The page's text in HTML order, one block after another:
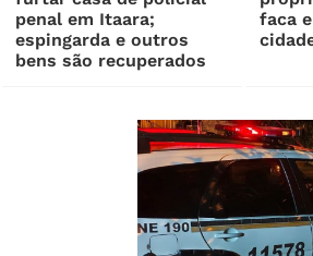
penal em Itaara;
espingarda e outros
bens são recuperados
faca